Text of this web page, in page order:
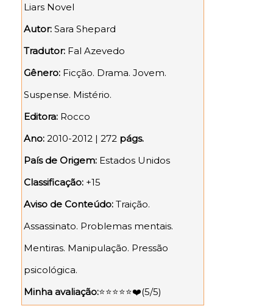
Liars Novel
Autor: Sara Shepard
Tradutor: Fal Azevedo
Gênero: Ficção. Drama. Jovem.
Suspense. Mistério.
Editora: Rocco
Ano: 2010-2012 | 272 págs.
País de Origem: Estados Unidos
Classificação: +15
Aviso de Conteúdo: Traição.
Assassinato. Problemas mentais.
Mentiras. Manipulação. Pressão
psicológica.
Minha avaliação:⭐⭐⭐⭐⭐❤️(5/5)